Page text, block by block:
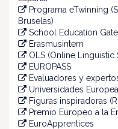
Programa eTwinning
Bruselas)
School Education
Erasmusintern
OLS (Online Linguistic
EUROPASS
Evaluadores y
Universidades
Figuras inspiradoras
Premio Europeo a la
EuroApprentices